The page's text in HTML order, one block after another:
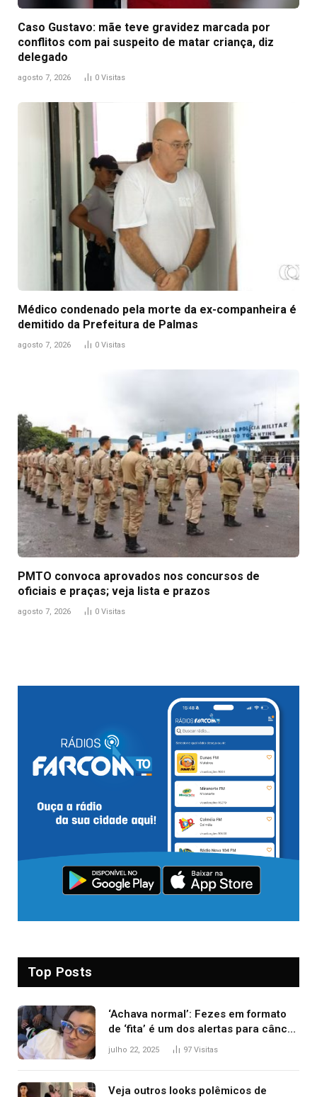
Caso Gustavo: mãe teve gravidez marcada por
conflitos com pai suspeito de matar criança, diz
delegado
agosto 7, 2026 0 Visitas
Médico condenado pela morte da ex-companheira é
demitido da Prefeitura de Palmas
agosto 7, 2026 0 Visitas
PMTO convoca aprovados nos concursos de
oficiais e praças; veja lista e prazos
agosto 7, 2026 0 Visitas
Top Posts
‘Achava normal’: Fezes em formato
de ‘fita’ é um dos alertas para câncer
colorretal; relembre fala de Preta Gil
julho 22, 2025 97 Visitas
Veja outros looks polêmicos de